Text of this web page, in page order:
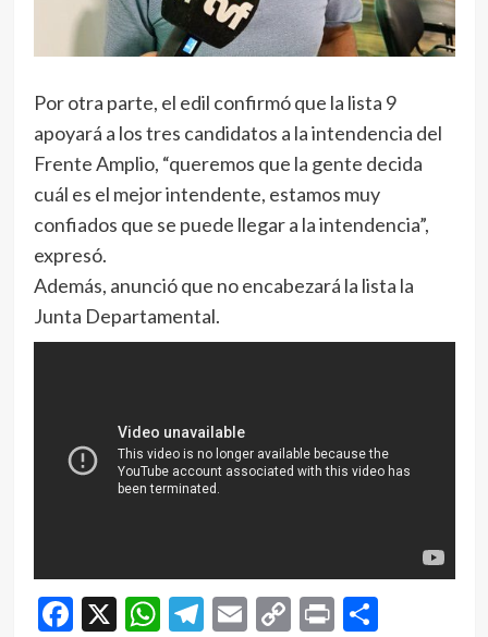
Por otra parte, el edil confirmó que la lista 9
apoyará a los tres candidatos a la intendencia del
Frente Amplio, “queremos que la gente decida
cuál es el mejor intendente, estamos muy
confiados que se puede llegar a la intendencia”,
expresó.
Además, anunció que no encabezará la lista la
Junta Departamental.
Facebook
X WhatsApp
Telegram
EmailCopy
Print